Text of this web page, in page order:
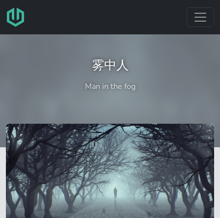
跳转至主要内容
雾中人
Man in the fog